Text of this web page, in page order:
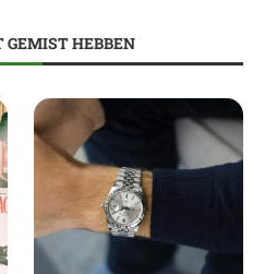
GEMIST HEBBEN